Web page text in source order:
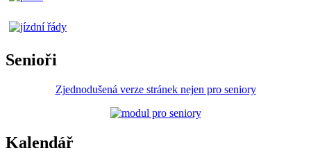
Senioři
Zjednodušená verze stránek nejen pro seniory
Kalendář